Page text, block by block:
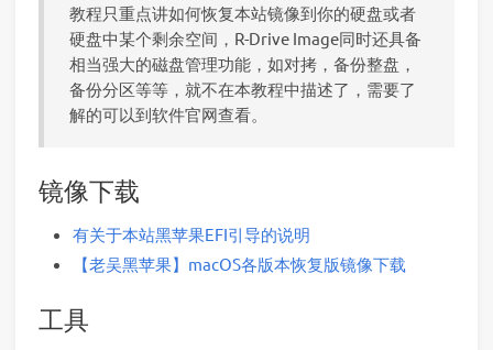
教程只重点讲如何恢复本站镜像到你的硬盘或者
硬盘中某个剩余空间，R-Drive Image同时还具备
相当强大的磁盘管理功能，如对拷，备份整盘，
备份分区等等，就不在本教程中描述了，需要了
解的可以到软件官网查看。
镜像下载
有关于本站黑苹果EFI引导的说明
【老吴黑苹果】macOS各版本恢复版镜像下载
工具